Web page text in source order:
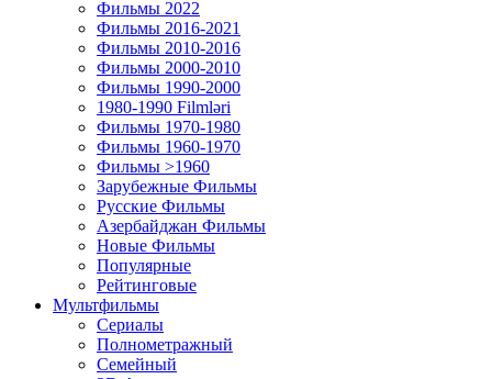
Фильмы 2022
Фильмы 2016-2021
Фильмы 2010-2016
Фильмы 2000-2010
Фильмы 1990-2000
1980-1990 Filmləri
Фильмы 1970-1980
Фильмы 1960-1970
Фильмы >1960
Зарубежные Фильмы
Русские Фильмы
Азербайджан Фильмы
Новые Фильмы
Популярные
Рейтинговые
Мультфильмы
Сериалы
Полнометражный
Семейный